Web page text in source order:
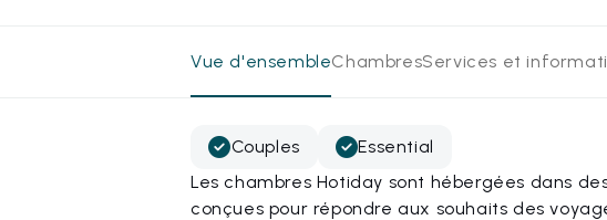
Vue d'ensembleChambresServices et
Couples
Essential
Les chambres Hotiday sont hébergées dans
conçues pour répondre aux souhaits des